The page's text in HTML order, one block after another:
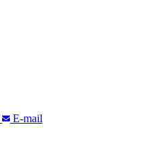
E-mail